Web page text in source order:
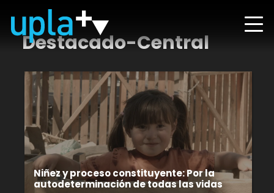
Destacado-Central
Niñez y proceso constituyente: Por la
autodeterminación de todas las vidas